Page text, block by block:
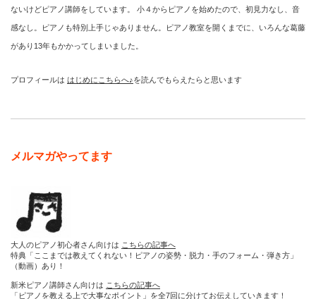
ないけどピアノ講師をしています。 小４からピアノを始めたので、初見力なし、音
感なし。ピアノも特別上手じゃありません。ピアノ教室を開くまでに、いろんな葛藤
があり13年もかかってしまいました。
プロフィールは はじめにこちらへ♪を読んでもらえたらと思います
メルマガやってます
大人のピアノ初心者さん向けは こちらの記事へ
特典「ここまでは教えてくれない！ピアノの姿勢・脱力・手のフォーム・弾き方」
（動画）あり！
新米ピアノ講師さん向けは こちらの記事へ
「ピアノを教える上で大事なポイント」を全7回に分けてお伝えしていきます！